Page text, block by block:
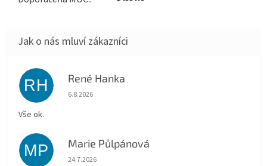
RH René Hanka
Hodnocení obchodu je 5 z 5 hvězdiček.
6.8.2026
Vše ok.
MP Marie Půlpánová
Hodnocení obchodu je 5 z 5 hvězdiček.
24.7.2026